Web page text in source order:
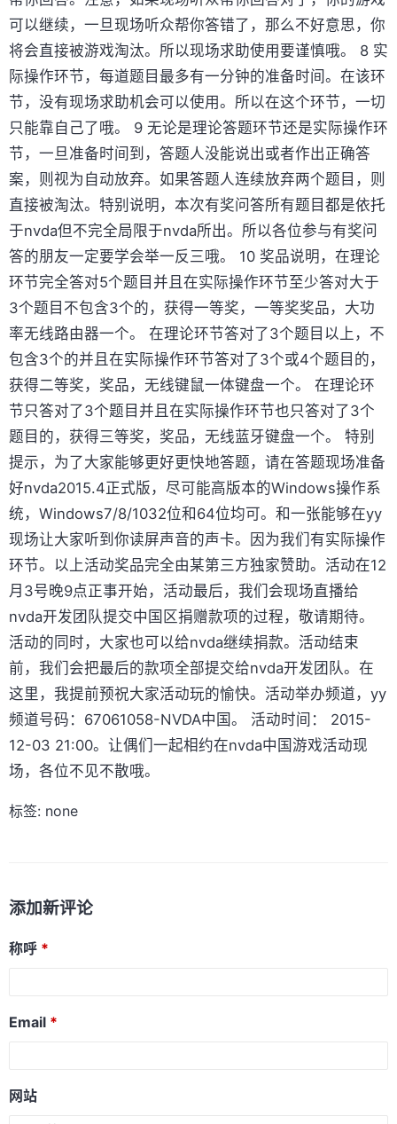
可以继续，一旦现场听众帮你答错了，那么不好意思，你
将会直接被游戏淘汰。所以现场求助使用要谨慎哦。 8 实
际操作环节，每道题目最多有一分钟的准备时间。在该环
节，没有现场求助机会可以使用。所以在这个环节，一切
只能靠自己了哦。 9 无论是理论答题环节还是实际操作环
节，一旦准备时间到，答题人没能说出或者作出正确答
案，则视为自动放弃。如果答题人连续放弃两个题目，则
直接被淘汰。特别说明，本次有奖问答所有题目都是依托
于nvda但不完全局限于nvda所出。所以各位参与有奖问
答的朋友一定要学会举一反三哦。 10 奖品说明，在理论
环节完全答对5个题目并且在实际操作环节至少答对大于
3个题目不包含3个的，获得一等奖，一等奖奖品，大功
率无线路由器一个。 在理论环节答对了3个题目以上，不
包含3个的并且在实际操作环节答对了3个或4个题目的，
获得二等奖，奖品，无线键鼠一体键盘一个。 在理论环
节只答对了3个题目并且在实际操作环节也只答对了3个
题目的，获得三等奖，奖品，无线蓝牙键盘一个。 特别
提示，为了大家能够更好更快地答题，请在答题现场准备
好nvda2015.4正式版，尽可能高版本的Windows操作系
统，Windows7/8/1032位和64位均可。和一张能够在yy
现场让大家听到你读屏声音的声卡。因为我们有实际操作
环节。以上活动奖品完全由某第三方独家赞助。活动在12
月3号晚9点正事开始，活动最后，我们会现场直播给
nvda开发团队提交中国区捐赠款项的过程，敬请期待。
活动的同时，大家也可以给nvda继续捐款。活动结束
前，我们会把最后的款项全部提交给nvda开发团队。在
这里，我提前预祝大家活动玩的愉快。活动举办频道，yy
频道号码：67061058-NVDA中国。 活动时间： 2015-
12-03 21:00。让偶们一起相约在nvda中国游戏活动现
场，各位不见不散哦。
标签: none
添加新评论
称呼
Email
网站